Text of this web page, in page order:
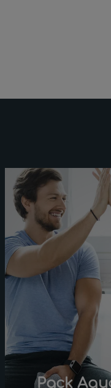
Pack